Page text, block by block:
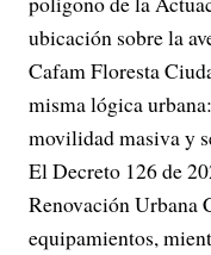
ubicación sobre la
Cafam Floresta
misma lógica
movilidad masiva y
El Decreto 126 de
Renovación Urbana
equipamientos,